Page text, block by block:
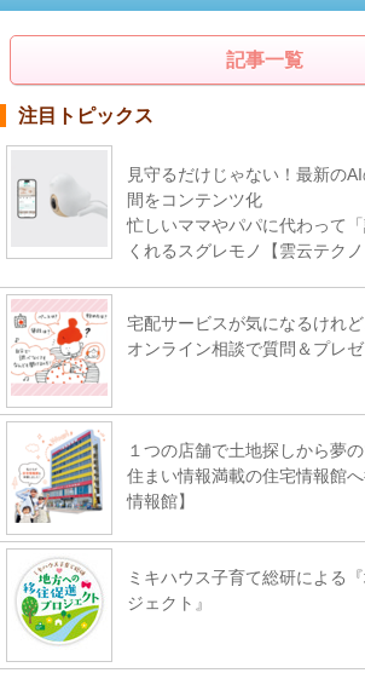
記事一覧
注目トピックス
見守るだけじゃない！最新の
間をコンテンツ化
忙しいママやパパに代わって
くれるスグレモノ【雲云テクノ
宅配サービスが気になるけれ
オンライン相談で質問＆プレ
１つの店舗で土地探しから夢
住まい情報満載の住宅情報館
情報館】
ミキハウス子育て総研による
ジェクト』